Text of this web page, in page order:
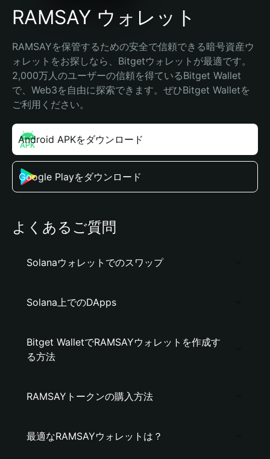
RAMSAY ウォレット
RAMSAYを保管するための安全で信頼できる暗号資産ウ
ォレットをお探しなら、Bitgetウォレットが最適です。
2,000万人のユーザーの信頼を得ているBitget Wallet
で、Web3を自由に探索できます。ぜひBitget Walletを
ご利用ください。
Android APKをダウンロード
Google Playをダウンロード
よくあるご質問
Solanaウォレットでのスワップ
Solana上でのDApps
Bitget WalletでRAMSAYウォレットを作成す
る方法
RAMSAYトークンの購入方法
最適なRAMSAYウォレットは？